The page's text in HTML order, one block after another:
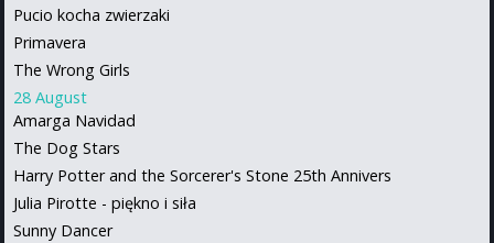
Pucio kocha zwierzaki
Primavera
The Wrong Girls
28 August
Amarga Navidad
The Dog Stars
Harry Potter and the Sorcerer's Stone 25th Annivers
Julia Pirotte - piękno i siła
Sunny Dancer